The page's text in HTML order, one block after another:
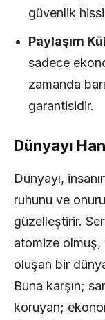
güvenlik
Paylaşım
sadece
zamanda
garantisidir.
Dünyayı
Dünyayı,
ruhunu ve
güzelleştirir.
atomize olmuş,
oluşan bir
Buna karşın;
koruyan;